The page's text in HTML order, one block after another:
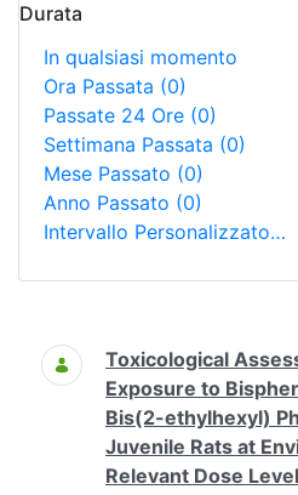
Durata
In qualsiasi momento
Ora Passata (0)
Passate 24 Ore (0)
Settimana Passata (0)
Mese Passato (0)
Anno Passato (0)
Intervallo Personalizzato…
Ricerca
Toxicological
Exposure to
Bis(2-ethylhexyl)
Juvenile Rats at
Relevant Dose